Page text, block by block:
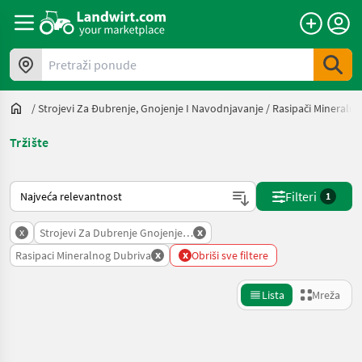
Pretraži ponude
/Strojevi Za Đubrenje, Gnojenje I Navodnjavanje / Rasipači
Tržište
Način na koji sortira Landwirt.com
Filteri 1
x Strojevi Za Dubrenje Gnojenje I Navodnjavanje
x
Rasipaci Mineralnog Dubriva x x Obriši sve filtere
Lista Mreža